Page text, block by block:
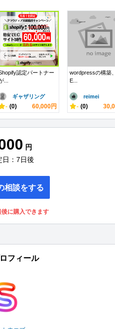
認定パートナー
...
ギャザリング
- (0) 60,000円
wordpressの構築
E...
reimei
- (0)
円
日：7日後
相談をする
後に購入できます
フィール